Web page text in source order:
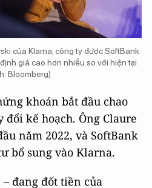
của Klarna, công ty được SoftBank
giá cao hơn nhiều so với hiện tại
Bloomberg)
khoán bắt đầu chao
đổi kế hoạch. Ông Claure
năm 2022, và SoftBank
bổ sung vào Klarna.
đang đốt tiền của